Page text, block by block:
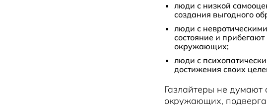
люди с низкой
создания выгодного
люди с
состояние и прибегают
окружающих;
люди с
достижения своих
Газлайтеры не думают
окружающих,